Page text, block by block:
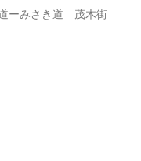
ーみさき道 茂木街